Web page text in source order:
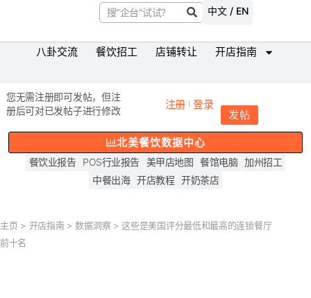
中文 / EN
八卦交流 餐饮招工 店铺转让 开店指南
您无需注册即可发帖，但注
册后可对已发帖子进行修改
注册 登录
发帖
北美餐饮数据中心
餐饮业报告 POS行业报告 美甲店地图 餐馆电脑
加州招工
中餐出海 开店教程 开奶茶店
主页 > 开店指南 >数据洞察 >这些是美国评分最低和最高的连锁餐厅
前十名